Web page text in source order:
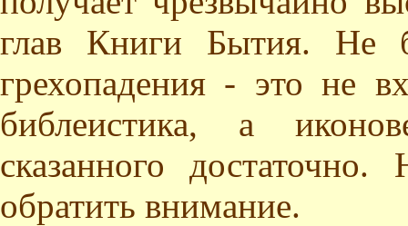
глав Книги Бытия. Не
грехопадения - это не
библеистика, а
сказанного
обратить внимание.